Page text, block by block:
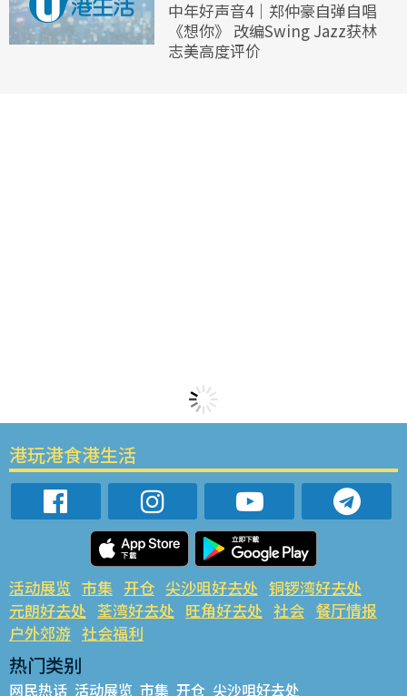
中年好声音4｜郑仲豪自弹自唱
《想你》 改编Swing Jazz获林
志美高度评价
港玩港食港生活
活动展览 市集 开仓 尖沙咀好去处 铜锣湾好去处
元朗好去处 荃湾好去处 旺角好去处 社会 餐厅情报
户外郊游 社会福利
热门类别
网民热话 活动展览 市集 开仓 尖沙咀好去处